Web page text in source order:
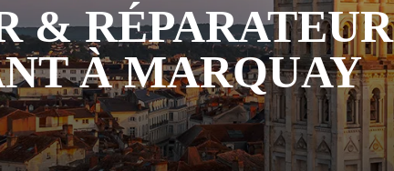
& RÉPARATEUR
À MARQUAY